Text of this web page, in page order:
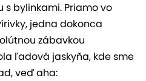
bylinkami. Priamo vo
jedna dokonca
zábavkou
ľadová jaskyňa, kde sme
veď aha: